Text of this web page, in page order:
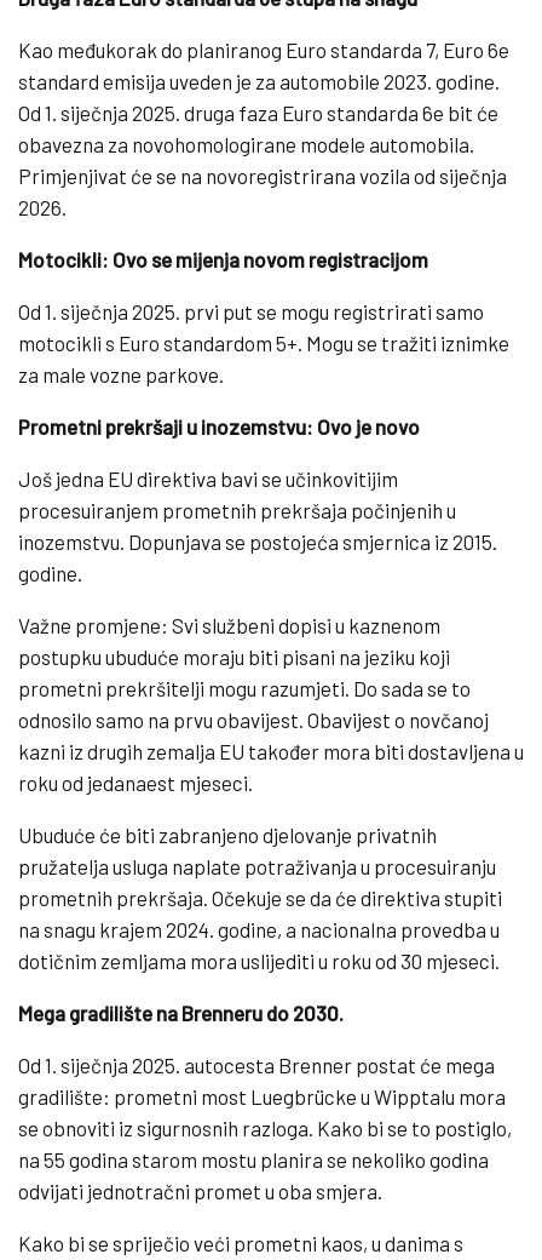
Kao međukorak do planiranog Euro standarda 7, Euro 6e
standard emisija uveden je za automobile 2023. godine.
Od 1. siječnja 2025. druga faza Euro standarda 6e bit će
obavezna za novohomologirane modele automobila.
Primjenjivat će se na novoregistrirana vozila od siječnja
2026.
Motocikli: Ovo se mijenja novom registracijom
Od 1. siječnja 2025. prvi put se mogu registrirati samo
motocikli s Euro standardom 5+. Mogu se tražiti iznimke
za male vozne parkove.
Prometni prekršaji u inozemstvu: Ovo je novo
Još jedna EU direktiva bavi se učinkovitijim
procesuiranjem prometnih prekršaja počinjenih u
inozemstvu. Dopunjava se postojeća smjernica iz 2015.
godine.
Važne promjene: Svi službeni dopisi u kaznenom
postupku ubuduće moraju biti pisani na jeziku koji
prometni prekršitelji mogu razumjeti. Do sada se to
odnosilo samo na prvu obavijest. Obavijest o novčanoj
kazni iz drugih zemalja EU također mora biti dostavljena u
roku od jedanaest mjeseci.
Ubuduće će biti zabranjeno djelovanje privatnih
pružatelja usluga naplate potraživanja u procesuiranju
prometnih prekršaja. Očekuje se da će direktiva stupiti
na snagu krajem 2024. godine, a nacionalna provedba u
dotičnim zemljama mora uslijediti u roku od 30 mjeseci.
Mega gradilište na Brenneru do 2030.
Od 1. siječnja 2025. autocesta Brenner postat će mega
gradilište: prometni most Luegbrücke u Wipptalu mora
se obnoviti iz sigurnosnih razloga. Kako bi se to postiglo,
na 55 godina starom mostu planira se nekoliko godina
odvijati jednotračni promet u oba smjera.
Kako bi se spriječio veći prometni kaos, u danima s